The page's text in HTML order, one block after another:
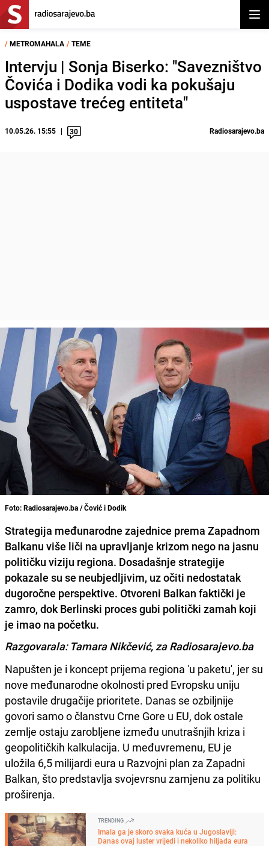
/ METROMAHALA / TEME
Intervju | Sonja Biserko: "Savezništvo
Čovića i Dodika vodi ka pokušaju
uspostave trećeg entiteta"
10.05.26. 15:55 30 Radiosarajevo.ba
Foto: Radiosarajevo.ba / Čović i Dodik
Strategija međunarodne zajednice prema Zapadnom
Balkanu više liči na upravljanje krizom nego na jasnu
političku viziju regiona. Dosadašnje strategije
pokazale su se neubjedljivim, uz očiti nedostatak
dugoročne perspektive. Otvoreni Balkan faktički je
zamro, dok Berlinski proces gubi politički zamah koji
je imao na početku.
Razgovarala: Tamara Nikčević, za Radiosarajevo.ba
Napušten je i koncept prijema regiona 'u paketu', jer su
nove međunarodne okolnosti pred Evropsku uniju
postavile drugačije prioritete. Danas se ozbiljnije
govori samo o članstvu Crne Gore u EU, dok ostale
zemlje ostaju zarobljene između unutrašnjih kriza i
geopolitičkih kalkulacija. U međuvremenu, EU je
uložila 6,5 milijardi eura u Razvojni plan za Zapadni
Balkan, što predstavlja svojevrsnu zamjenu za politiku
proširenja.
TRENDING
Imala ga je skoro svaka kuća u Jugoslaviji:
Danas ovaj luster vrijedi i nekoliko hiljada eura